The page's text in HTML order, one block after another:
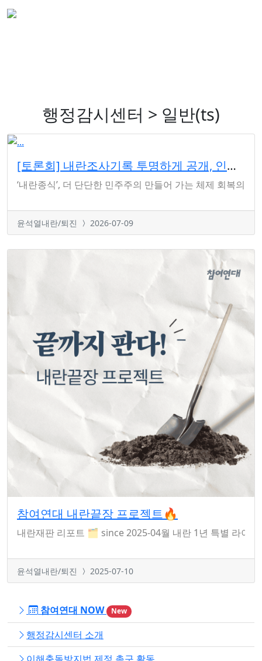
행정감시센터 > 일반(ts)
[토론회] 내란조사기록 투명하게 공개, 인적쇄신 필요성 제기
‘내란종식’, 더 단단한 민주주의 만들어 가는 체제 회복의
윤석열내란/퇴진 2026-07-09
참여연대 내란끝장 프로젝트🔥
내란재판 리포트 🗂 since 2025-04월 내란 1년 특별 라이
윤석열내란/퇴진 2025-07-10
참여연대 NOW New
행정감시센터 소개
이해충돌방지법 제정 촉구 활동